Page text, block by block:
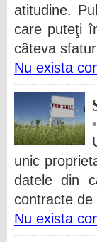
atitudine.
care puteţi
câteva
Nu exista
unic
datele din
contracte de
Nu exista